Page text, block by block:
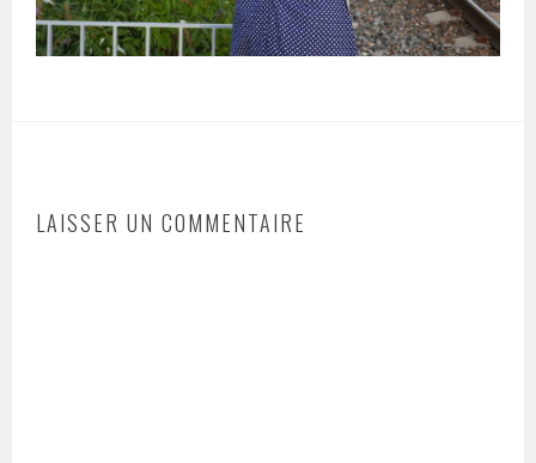
LAISSER UN COMMENTAIRE